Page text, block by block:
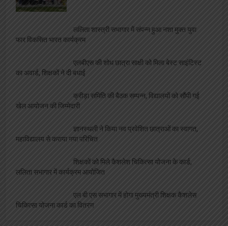
ललिता शास्त्री सभागार में संपन्न हुआ नशा मुक्त युवा
फार विकसित भारत कार्यक्रम
एलबीएस की शोध छात्रा साक्षी को मिला बेस्ट साइंटिस्ट
का अवार्ड, शिक्षकों ने दी बधाई
क्रीड़ा समिति की बैठक सम्पन्न, विद्यालयों को सौंपी गई
खेल आयोजन की जिम्मेदारी
ज्ञानस्थली ने किया नव प्रवेशित छात्राओं का स्वागत,
महाविद्यालय से कराया गया परिचित
शिक्षकों को मिले कैशलेश चिकित्सा योजना के कार्ड,
ललिता सभागार में कार्यक्रम आयोजित
एल बी एस सभागार में होगा मुख्यमंत्री शिक्षक कैशलेस
चिकित्सा योजना कार्ड का वितरण